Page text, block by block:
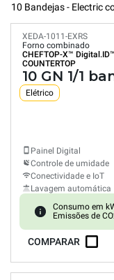
10 Bandejas - Electric
XEDA-1011-EXRS
Forno combinado
CHEFTOP-X™ Digital.ID™
COUNTERTOP
10 GN 1/1
Elétrico
Painel Digital
Controle de umidade
Conectividade e IoT
Lavagem automática
Consumo em
Emissões de
COMPARAR